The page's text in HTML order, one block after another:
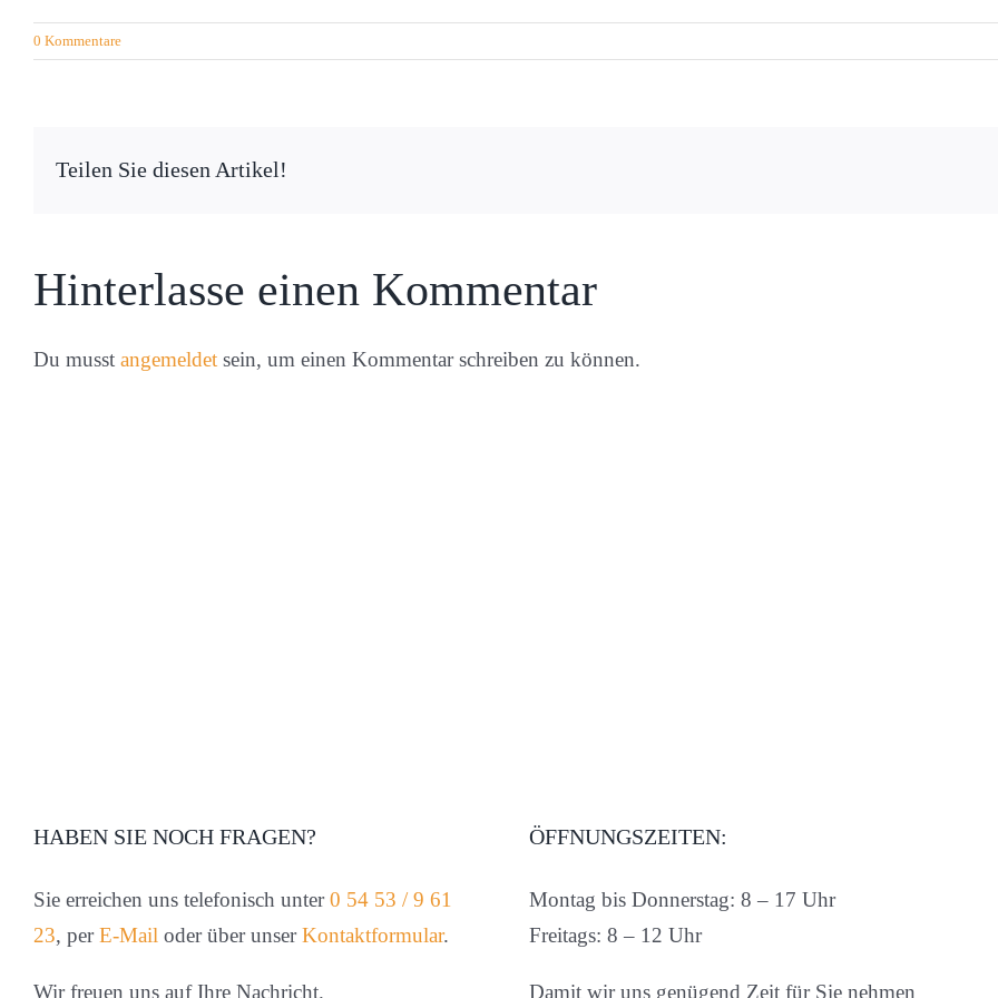
0 Kommentare
Teilen Sie diesen Artikel!
Hinterlasse einen Kommentar
Du musst angemeldet sein, um einen Kommentar schreiben zu können.
HABEN SIE NOCH FRAGEN?
Sie erreichen uns telefonisch unter0 54 53 / 9 61
23, perE-Mail oder über unserKontaktformular.
Wir freuen uns auf Ihre Nachricht.
ÖFFNUNGSZEITEN:
Montag bis Donnerstag: 8 – 17 Uhr
Freitags: 8 – 12 Uhr
Damit wir uns genügend Zeit für Sie nehmen